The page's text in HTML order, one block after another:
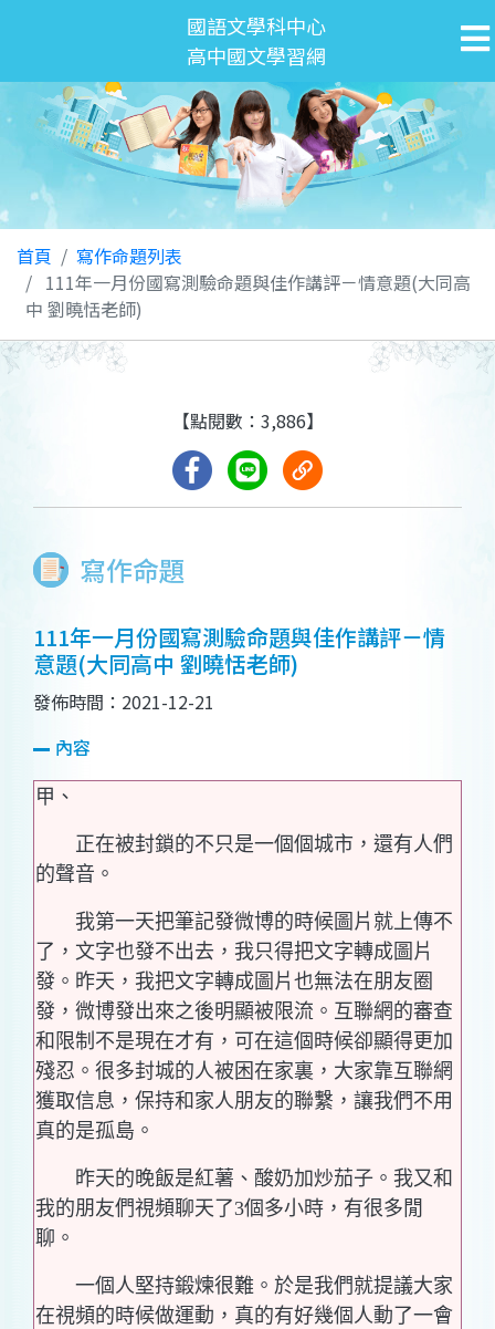
國語文學科中心
高中國文學習網
首頁
寫作命題列表
111年一月份國寫測驗命題與佳作講評－情意題(大同高
中 劉曉恬老師)
寫作命題
【點閱數：3,886】
111年一月份國寫測驗命題與佳作講評－情
意題(大同高中 劉曉恬老師)
發佈時間：2021-12-21
內容
甲、
正在被封鎖的不只是一個個城市，還有人們
的聲音。
我第一天把筆記發微博的時候圖片就上傳不
了，文字也發不出去，我只得把文字轉成圖片
發。昨天，我把文字轉成圖片也無法在朋友圈
發，微博發出來之後明顯被限流。互聯網的審查
和限制不是現在才有，可在這個時候卻顯得更加
殘忍。很多封城的人被困在家裏，大家靠互聯網
獲取信息，保持和家人朋友的聯繫，讓我們不用
真的是孤島。
昨天的晚飯是紅薯、酸奶加炒茄子。我又和
我的朋友們視頻聊天了3個多小時，有很多閒
聊。
一個人堅持鍛煉很難。於是我們就提議大家
在視頻的時候做運動，真的有好幾個人動了一會